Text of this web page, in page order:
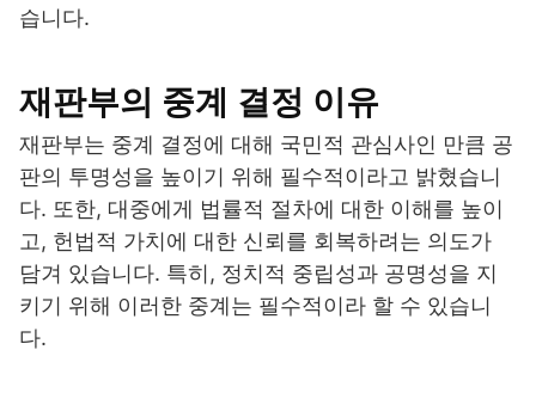
습니다.
재판부의 중계 결정 이유
재판부는 중계 결정에 대해 국민적 관심사인 만큼 공
판의 투명성을 높이기 위해 필수적이라고 밝혔습니
다. 또한, 대중에게 법률적 절차에 대한 이해를 높이
고, 헌법적 가치에 대한 신뢰를 회복하려는 의도가
담겨 있습니다. 특히, 정치적 중립성과 공명성을 지
키기 위해 이러한 중계는 필수적이라 할 수 있습니
다.